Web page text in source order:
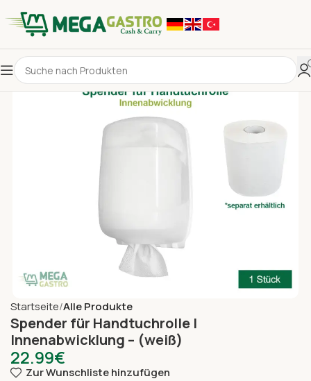
Startseite Alle Produkte
Spender für Handtuchrolle |
Innenabwicklung – (weiß)
22.99€
Zur Wunschliste hinzufügen